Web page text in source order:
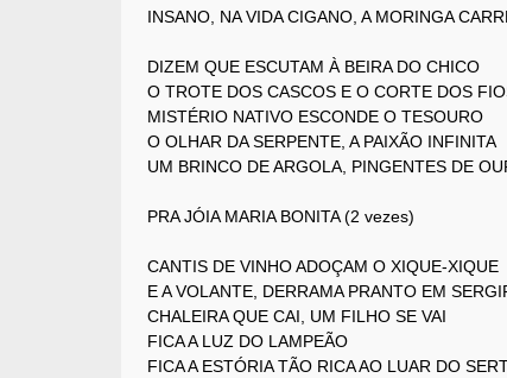
INSANO, NA VIDA CIGANO, A MORINGA
DIZEM QUE ESCUTAM À BEIRA DO CHICO
O TROTE DOS CASCOS E O CORTE DOS
MISTÉRIO NATIVO ESCONDE O TESOURO
O OLHAR DA SERPENTE, A PAIXÃO INFINITA
UM BRINCO DE ARGOLA, PINGENTES DE
PRA JÓIA MARIA BONITA (2 vezes)
CANTIS DE VINHO ADOÇAM O XIQUE-XIQUE
E A VOLANTE, DERRAMA PRANTO EM
CHALEIRA QUE CAI, UM FILHO SE VAI
FICA A LUZ DO LAMPEÃO
FICA A ESTÓRIA TÃO RICA AO LUAR DO